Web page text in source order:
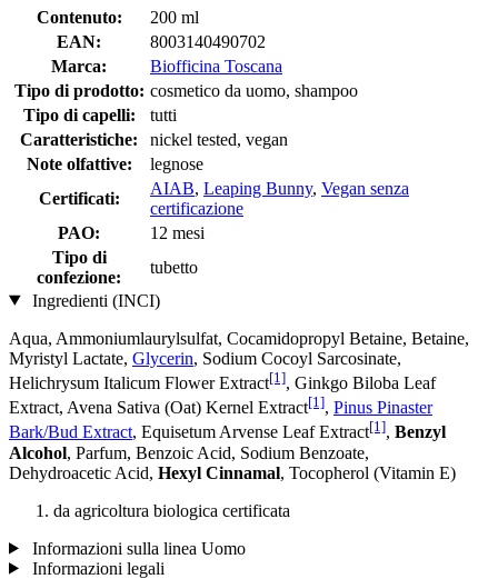
Contenuto:
200 ml
EAN:
8003140490702
Marca:
Biofficina Toscana
Tipo di prodotto: cosmetico da uomo, shampoo
Tipo di capelli:
tutti
Caratteristiche:
nickel tested, vegan
Note olfattive:
legnose
Certificati:
AIAB, Leaping Bunny, Vegan senza
certificazione
PAO:
12 mesi
Tipo di
confezione:
tubetto
Ingredienti (INCI)
Aqua, Ammoniumlaurylsulfat, Cocamidopropyl Betaine, Betaine,
Myristyl Lactate, Glycerin, Sodium Cocoyl Sarcosinate,
Helichrysum Italicum Flower Extract[1], Ginkgo Biloba Leaf
Extract, Avena Sativa (Oat) Kernel Extract[1], Pinus Pinaster
Bark/Bud Extract, Equisetum Arvense Leaf Extract[1], Benzyl
Alcohol, Parfum, Benzoic Acid, Sodium Benzoate,
Dehydroacetic Acid, Hexyl Cinnamal, Tocopherol (Vitamin E)
da agricoltura biologica certificata
Informazioni sulla linea Uomo
Informazioni legali